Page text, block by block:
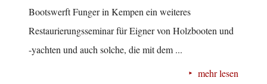
Bootswerft Funger in Kempen ein weiteres
Restaurierungsseminar für Eigner von Holzbooten und
-yachten und auch solche, die mit dem ...
mehr lesen